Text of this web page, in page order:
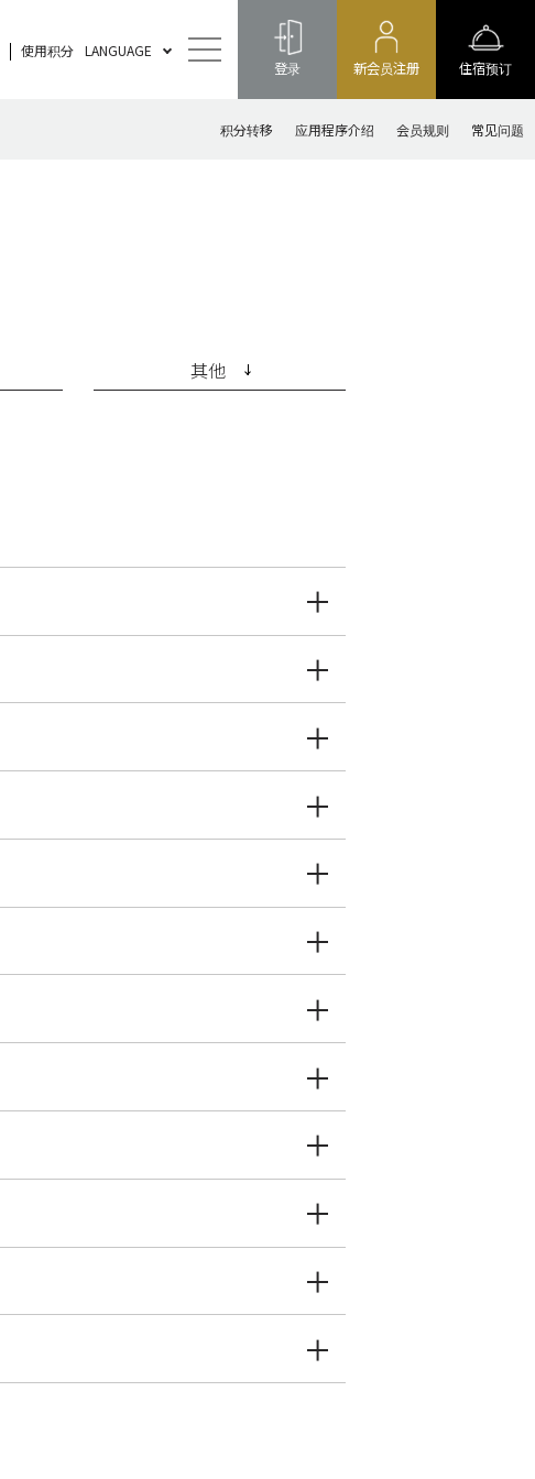
使用积分 LANGUAGE
登录 新会员注册 住宿预订
积分转移 应用程序介绍 会员规则 常见问题
其他